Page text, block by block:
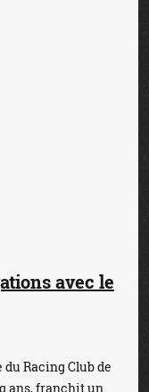
avec le
Racing Club de
ans, franchit un